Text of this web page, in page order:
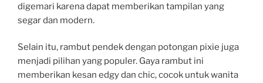
digemari karena dapat memberikan tampilan yang
segar dan modern.
Selain itu, rambut pendek dengan potongan pixie juga
menjadi pilihan yang populer. Gaya rambut ini
memberikan kesan edgy dan chic, cocok untuk wanita